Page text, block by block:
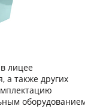
лицее
а также других